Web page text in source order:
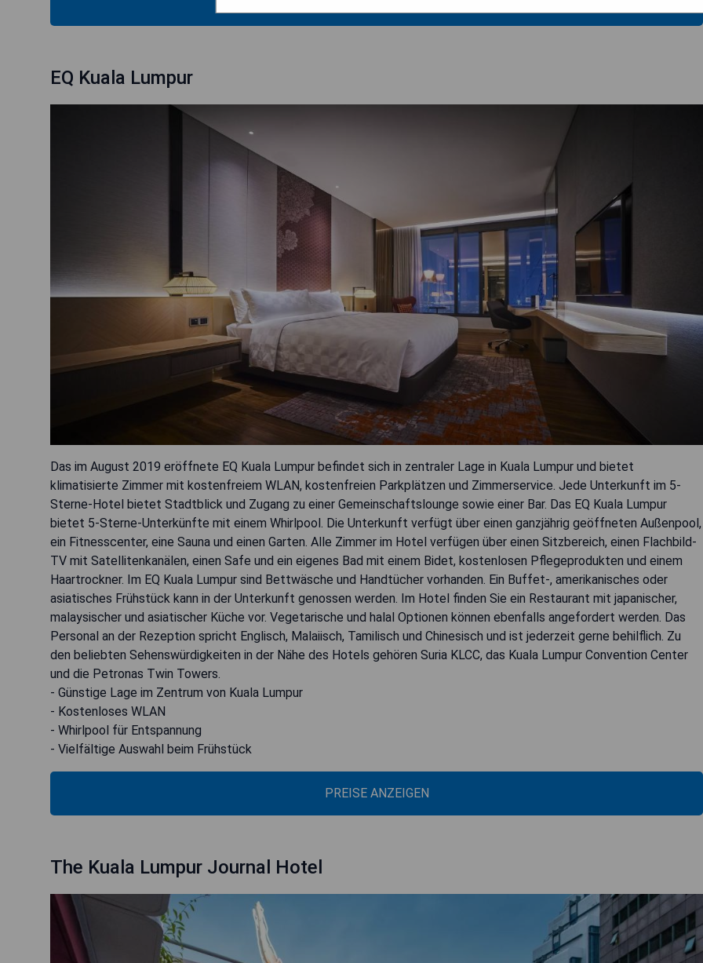
EQ Kuala Lumpur
Das im August 2019 eröffnete EQ Kuala Lumpur befindet sich in zentraler Lage in Kuala Lumpur und bietet
klimatisierte Zimmer mit kostenfreiem WLAN, kostenfreien Parkplätzen und Zimmerservice. Jede Unterkunft im 5-
Sterne-Hotel bietet Stadtblick und Zugang zu einer Gemeinschaftslounge sowie einer Bar. Das EQ Kuala Lumpur
bietet 5-Sterne-Unterkünfte mit einem Whirlpool. Die Unterkunft verfügt über einen ganzjährig geöffneten Außenpool,
ein Fitnesscenter, eine Sauna und einen Garten. Alle Zimmer im Hotel verfügen über einen Sitzbereich, einen Flachbild-
TV mit Satellitenkanälen, einen Safe und ein eigenes Bad mit einem Bidet, kostenlosen Pflegeprodukten und einem
Haartrockner. Im EQ Kuala Lumpur sind Bettwäsche und Handtücher vorhanden. Ein Buffet-, amerikanisches oder
asiatisches Frühstück kann in der Unterkunft genossen werden. Im Hotel finden Sie ein Restaurant mit japanischer,
malaysischer und asiatischer Küche vor. Vegetarische und halal Optionen können ebenfalls angefordert werden. Das
Personal an der Rezeption spricht Englisch, Malaiisch, Tamilisch und Chinesisch und ist jederzeit gerne behilflich. Zu
den beliebten Sehenswürdigkeiten in der Nähe des Hotels gehören Suria KLCC, das Kuala Lumpur Convention Center
und die Petronas Twin Towers.
- Günstige Lage im Zentrum von Kuala Lumpur
- Kostenloses WLAN
- Whirlpool für Entspannung
- Vielfältige Auswahl beim Frühstück
PREISE ANZEIGEN
The Kuala Lumpur Journal Hotel